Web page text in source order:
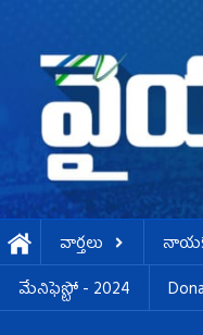
వార్తలు
మేనిఫెస్టో - 2024